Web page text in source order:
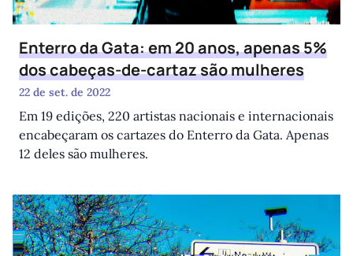
Enterro da Gata: em 20 anos, apenas 5%
dos cabeças-de-cartaz são mulheres
22 de set. de 2022
Em 19 edições, 220 artistas nacionais e internacionais
encabeçaram os cartazes do Enterro da Gata. Apenas
12 deles são mulheres.